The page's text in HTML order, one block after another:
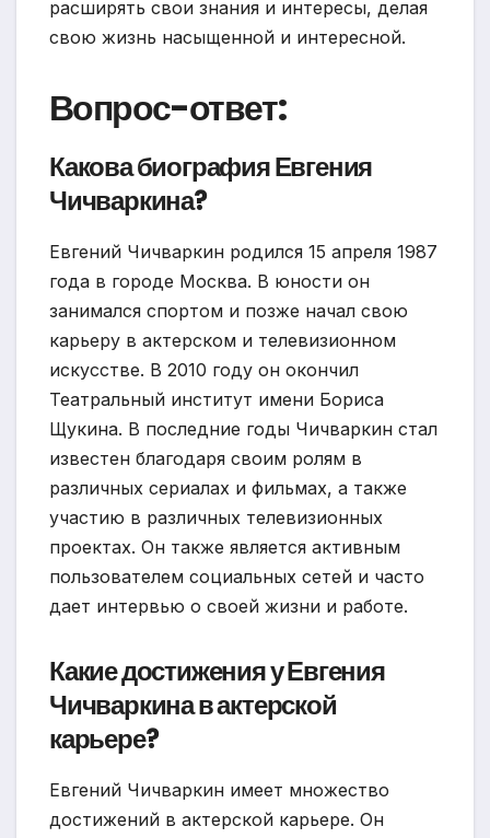
расширять свои знания и интересы, делая
свою жизнь насыщенной и интересной.
Вопрос-ответ:
Какова биография Евгения
Чичваркина?
Евгений Чичваркин родился 15 апреля 1987
года в городе Москва. В юности он
занимался спортом и позже начал свою
карьеру в актерском и телевизионном
искусстве. В 2010 году он окончил
Театральный институт имени Бориса
Щукина. В последние годы Чичваркин стал
известен благодаря своим ролям в
различных сериалах и фильмах, а также
участию в различных телевизионных
проектах. Он также является активным
пользователем социальных сетей и часто
дает интервью о своей жизни и работе.
Какие достижения у Евгения
Чичваркина в актерской
карьере?
Евгений Чичваркин имеет множество
достижений в актерской карьере. Он